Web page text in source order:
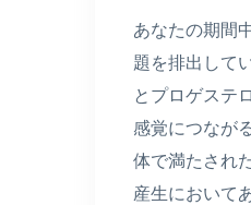
あなたの期間
題を排出して
とプロゲステ
感覚につなが
体で満たされ
産生において